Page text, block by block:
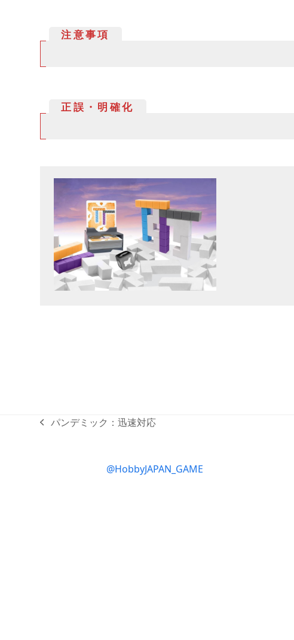
注意事項
正誤・明確化
previous
パンデミック：迅速対応
@HobbyJAPAN_GAME